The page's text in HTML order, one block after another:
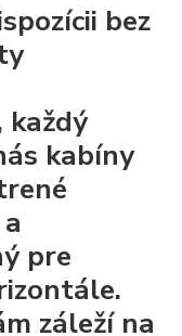
bez
každý
kabíny
a
pre
záleží na